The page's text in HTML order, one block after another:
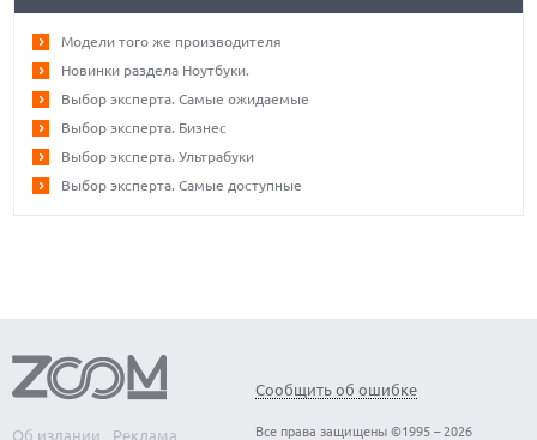
Модели того же производителя
Новинки раздела Ноутбуки.
Выбор эксперта. Самые ожидаемые
Выбор эксперта. Бизнес
Выбор эксперта. Ультрабуки
Выбор эксперта. Самые доступные
Об издании Реклама
Сообщить об ошибке
Все права защищены ©1995 – 2026